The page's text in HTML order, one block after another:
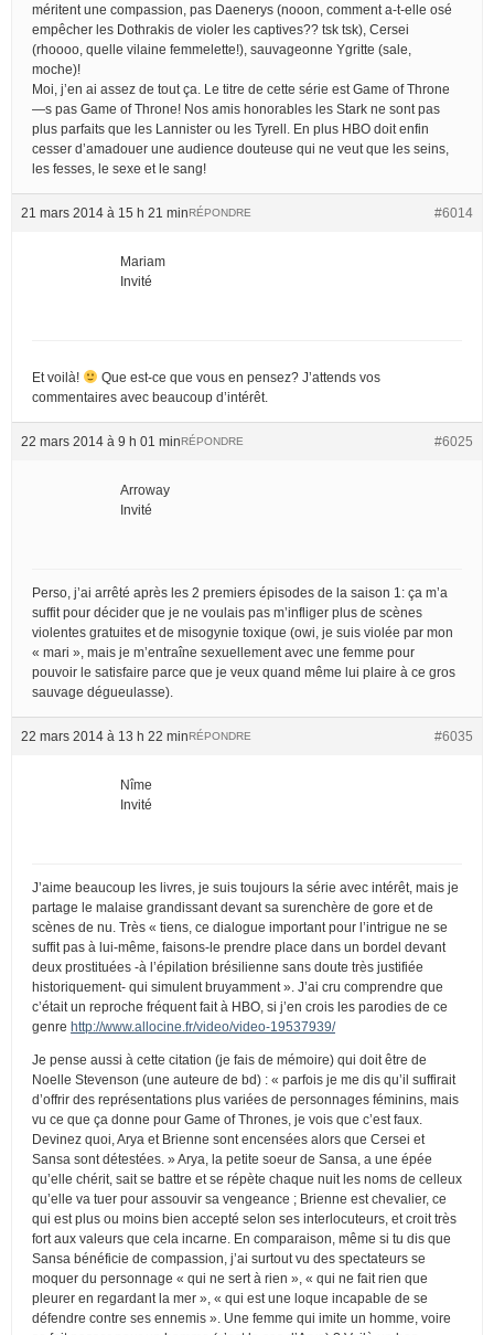
méritent une compassion, pas Daenerys (nooon, comment a-t-elle osé
empêcher les Dothrakis de violer les captives?? tsk tsk), Cersei
(rhoooo, quelle vilaine femmelette!), sauvageonne Ygritte (sale,
moche)!
Moi, j’en ai assez de tout ça. Le titre de cette série est Game of Throne
—s pas Game of Throne! Nos amis honorables les Stark ne sont pas
plus parfaits que les Lannister ou les Tyrell. En plus HBO doit enfin
cesser d’amadouer une audience douteuse qui ne veut que les seins,
les fesses, le sexe et le sang!
21 mars 2014 à 15 h 21 min #6014
RÉPONDRE
Mariam
Invité
Et voilà!
Que est-ce que vous en pensez? J’attends vos
commentaires avec beaucoup d’intérêt.
22 mars 2014 à 9 h 01 min #6025
RÉPONDRE
Arroway
Invité
Perso, j’ai arrêté après les 2 premiers épisodes de la saison 1: ça m’a
suffit pour décider que je ne voulais pas m’infliger plus de scènes
violentes gratuites et de misogynie toxique (owi, je suis violée par mon
« mari », mais je m’entraîne sexuellement avec une femme pour
pouvoir le satisfaire parce que je veux quand même lui plaire à ce gros
sauvage dégueulasse).
22 mars 2014 à 13 h 22 min #6035
RÉPONDRE
Nîme
Invité
J’aime beaucoup les livres, je suis toujours la série avec intérêt, mais je
partage le malaise grandissant devant sa surenchère de gore et de
scènes de nu. Très « tiens, ce dialogue important pour l’intrigue ne se
suffit pas à lui-même, faisons-le prendre place dans un bordel devant
deux prostituées -à l’épilation brésilienne sans doute très justifiée
historiquement- qui simulent bruyamment ». J’ai cru comprendre que
c’était un reproche fréquent fait à HBO, si j’en crois les parodies de ce
genre http://www.allocine.fr/video/video-19537939/
Je pense aussi à cette citation (je fais de mémoire) qui doit être de
Noelle Stevenson (une auteure de bd) : « parfois je me dis qu’il suffirait
d’offrir des représentations plus variées de personnages féminins, mais
vu ce que ça donne pour Game of Thrones, je vois que c’est faux.
Devinez quoi, Arya et Brienne sont encensées alors que Cersei et
Sansa sont détestées. » Arya, la petite soeur de Sansa, a une épée
qu’elle chérit, sait se battre et se répète chaque nuit les noms de celleux
qu’elle va tuer pour assouvir sa vengeance ; Brienne est chevalier, ce
qui est plus ou moins bien accepté selon ses interlocuteurs, et croit très
fort aux valeurs que cela incarne. En comparaison, même si tu dis que
Sansa bénéficie de compassion, j’ai surtout vu des spectateurs se
moquer du personnage « qui ne sert à rien », « qui ne fait rien que
pleurer en regardant la mer », « qui est une loque incapable de se
défendre contre ses ennemis ». Une femme qui imite un homme, voire